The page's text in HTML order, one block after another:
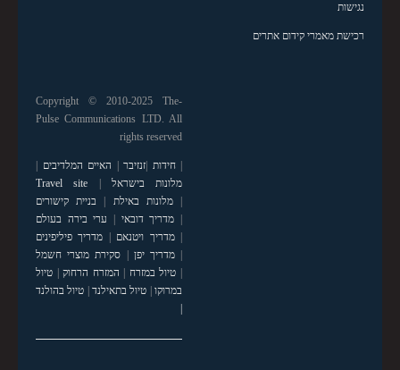
נגישות
רכישת מאמרי קידום אתרים
Copyright © 2010-2025 The-
Pulse Communications LTD. All
rights reserved
|חידות זנזיבר האיים המלדיבים
מלונות בישראל
Travel site
|מלונות באילת
בניית קישורים
מדריך דובאי
ערי בירה בעולם
|מדריך ויטנאם
מדריך פיליפינים
|מדריך יפן
סקירת מוצרי חשמל
טיול במזרח המזרח הרחוק| טיול
במרוקו| טיול בתאילנד| טיול בהולנד